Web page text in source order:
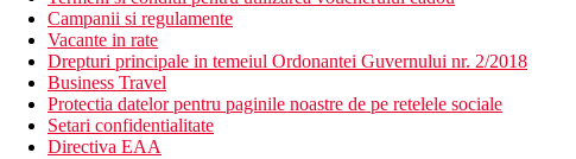
Campanii si regulamente
Vacante in rate
Drepturi principale in temeiul Ordonantei Guvernului nr. 2/2018
Business Travel
Protectia datelor pentru paginile noastre de pe retelele sociale
Setari confidentialitate
Directiva EAA